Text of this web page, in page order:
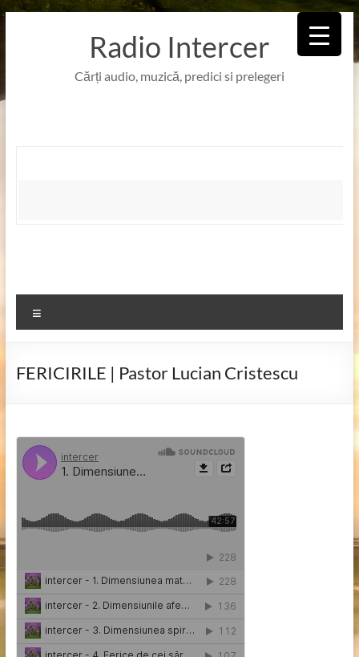
Radio Intercer
Cărți audio, muzică, predici si prelegeri
FERICIRILE | Pastor Lucian Cristescu